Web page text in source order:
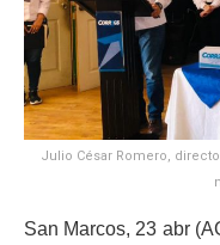
Julio César Romero,
San Marcos, 23 abr